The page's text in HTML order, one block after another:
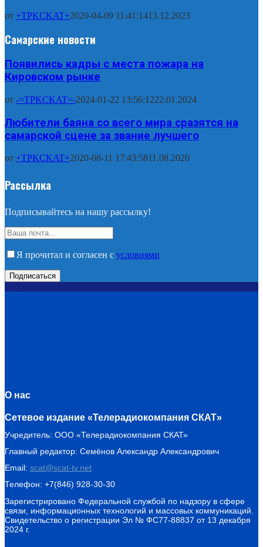
от +TPKCKAT+2020-04-09 11:41:1413.12.2023
Самарские новости
Появились кадры с места пожара на
Кировском рынке
от -=TPKCKAT=-2024-01-22 13:56:1222.01.2024
Любители баяна со всего мира сразятся на
самарской сцене за звание лучшего
от +TPKCKAT+2020-08-11 17:43:5811.08.2020
Рассылка
Подписывайтесь на нашу рассылку!
Я прочитал и согласен с условиями
О нас
Сетевое издание «Телерадиокомпания СКАТ»
Учредитель: ООО «Телерадиокомпания СКАТ»
Главный редактор: Семёнов Александр Александрович
Email: scat@scat-tv.net
Телефон: +7(846) 928-30-30
Зарегистрировано Федеральной службой по надзору в сфере
связи, информационных технологий и массовых коммуникаций.
Свидетельство о регистрации Эл № ФС77-88837 от 13 декабря
2024 г.